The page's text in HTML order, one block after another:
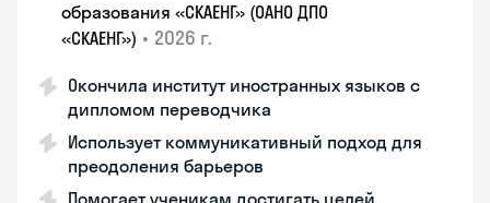
образования «СКАЕНГ» (ОАНО ДПО
«СКАЕНГ») • 2026 г.
Окончила институт иностранных языков с
дипломом переводчика
Использует коммуникативный подход для
преодоления барьеров
Помогает ученикам достигать целей